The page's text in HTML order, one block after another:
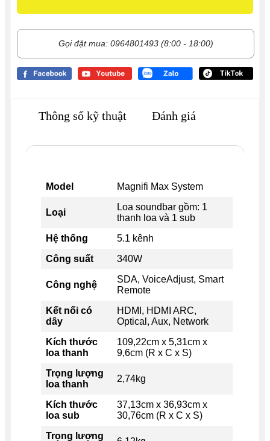
Gọi đặt mua: 0964801493 (8:00 - 18:00)
Thông số kỹ thuật Đánh giá
Model Magnifi Max System
Loại
Loa soundbar gồm: 1
thanh loa và 1 sub
Hệ thống
5.1 kênh
Công suất
340W
Công nghệ
SDA, VoiceAdjust, Smart
Remote
Kết nối có
dây
HDMI, HDMI ARC,
Optical, Aux, Network
Kích thước
loa thanh
109,22cm x 5,31cm x
9,6cm (R x C x S)
Trọng lượng
loa thanh
2,74kg
Kích thước
loa sub
37,13cm x 36,93cm x
30,76cm (R x C x S)
Trọng lượng